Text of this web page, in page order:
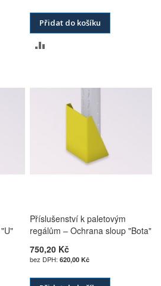
Přidat do košíku
POROVNÁNÍ
Příslušenství k paletovým
regálům – Ochrana sloup "Bota"
750,20 Kč
620,00 Kč